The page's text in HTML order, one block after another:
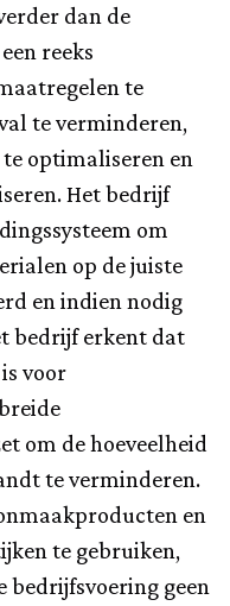
dan de
reeks
te
te verminderen,
optimaliseren en
Het bedrijf
om
op de juiste
en indien nodig
bedrijf erkent dat
voor
om de hoeveelheid
te verminderen.
en
te gebruiken,
bedrijfsvoering geen